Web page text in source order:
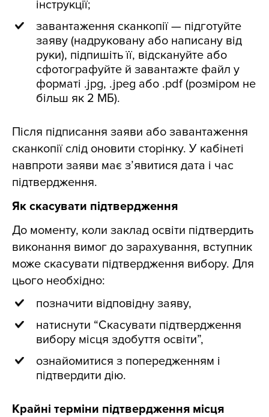
інструкції;
завантаження сканкопії — підготуйте
заяву (надруковану або написану від
руки), підпишіть її, відскануйте або
сфотографуйте й завантажте файл у
форматі .jpg, .jpeg або .pdf (розміром не
більш як 2 МБ).
Після підписання заяви або завантаження
сканкопії слід оновити сторінку. У кабінеті
навпроти заяви має з’явитися дата і час
підтвердження.
Як скасувати підтвердження
До моменту, коли заклад освіти підтвердить
виконання вимог до зарахування, вступник
може скасувати підтвердження вибору. Для
цього необхідно:
позначити відповідну заяву,
натиснути “Скасувати підтвердження
вибору місця здобуття освіти”,
ознайомитися з попередженням і
підтвердити дію.
Крайні терміни підтвердження місця